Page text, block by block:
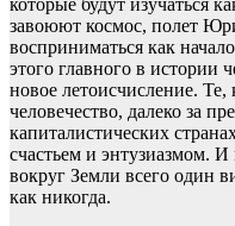
которые будут изучаться
завоюют космос, полет
восприниматься как
этого главного в истории
новое летоисчисление.
человечество, далеко за
капиталистических
счастьем и энтузиазмом. И
вокруг Земли всего один
как никогда.